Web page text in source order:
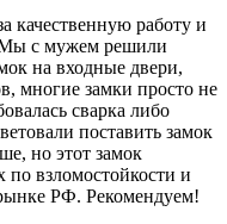
качественную работу и
Мы с мужем решили
на входные двери,
многие замки просто не
сварка либо
поставить замок
но этот замок
по взломостойкости и
РФ. Рекомендуем!